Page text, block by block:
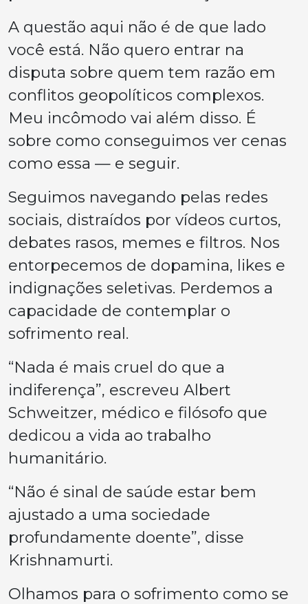
A questão aqui não é de que lado
você está. Não quero entrar na
disputa sobre quem tem razão em
conflitos geopolíticos complexos.
Meu incômodo vai além disso. É
sobre como conseguimos ver cenas
como essa — e seguir.
Seguimos navegando pelas redes
sociais, distraídos por vídeos curtos,
debates rasos, memes e filtros. Nos
entorpecemos de dopamina, likes e
indignações seletivas. Perdemos a
capacidade de contemplar o
sofrimento real.
“Nada é mais cruel do que a
indiferença”, escreveu Albert
Schweitzer, médico e filósofo que
dedicou a vida ao trabalho
humanitário.
“Não é sinal de saúde estar bem
ajustado a uma sociedade
profundamente doente”, disse
Krishnamurti.
Olhamos para o sofrimento como se